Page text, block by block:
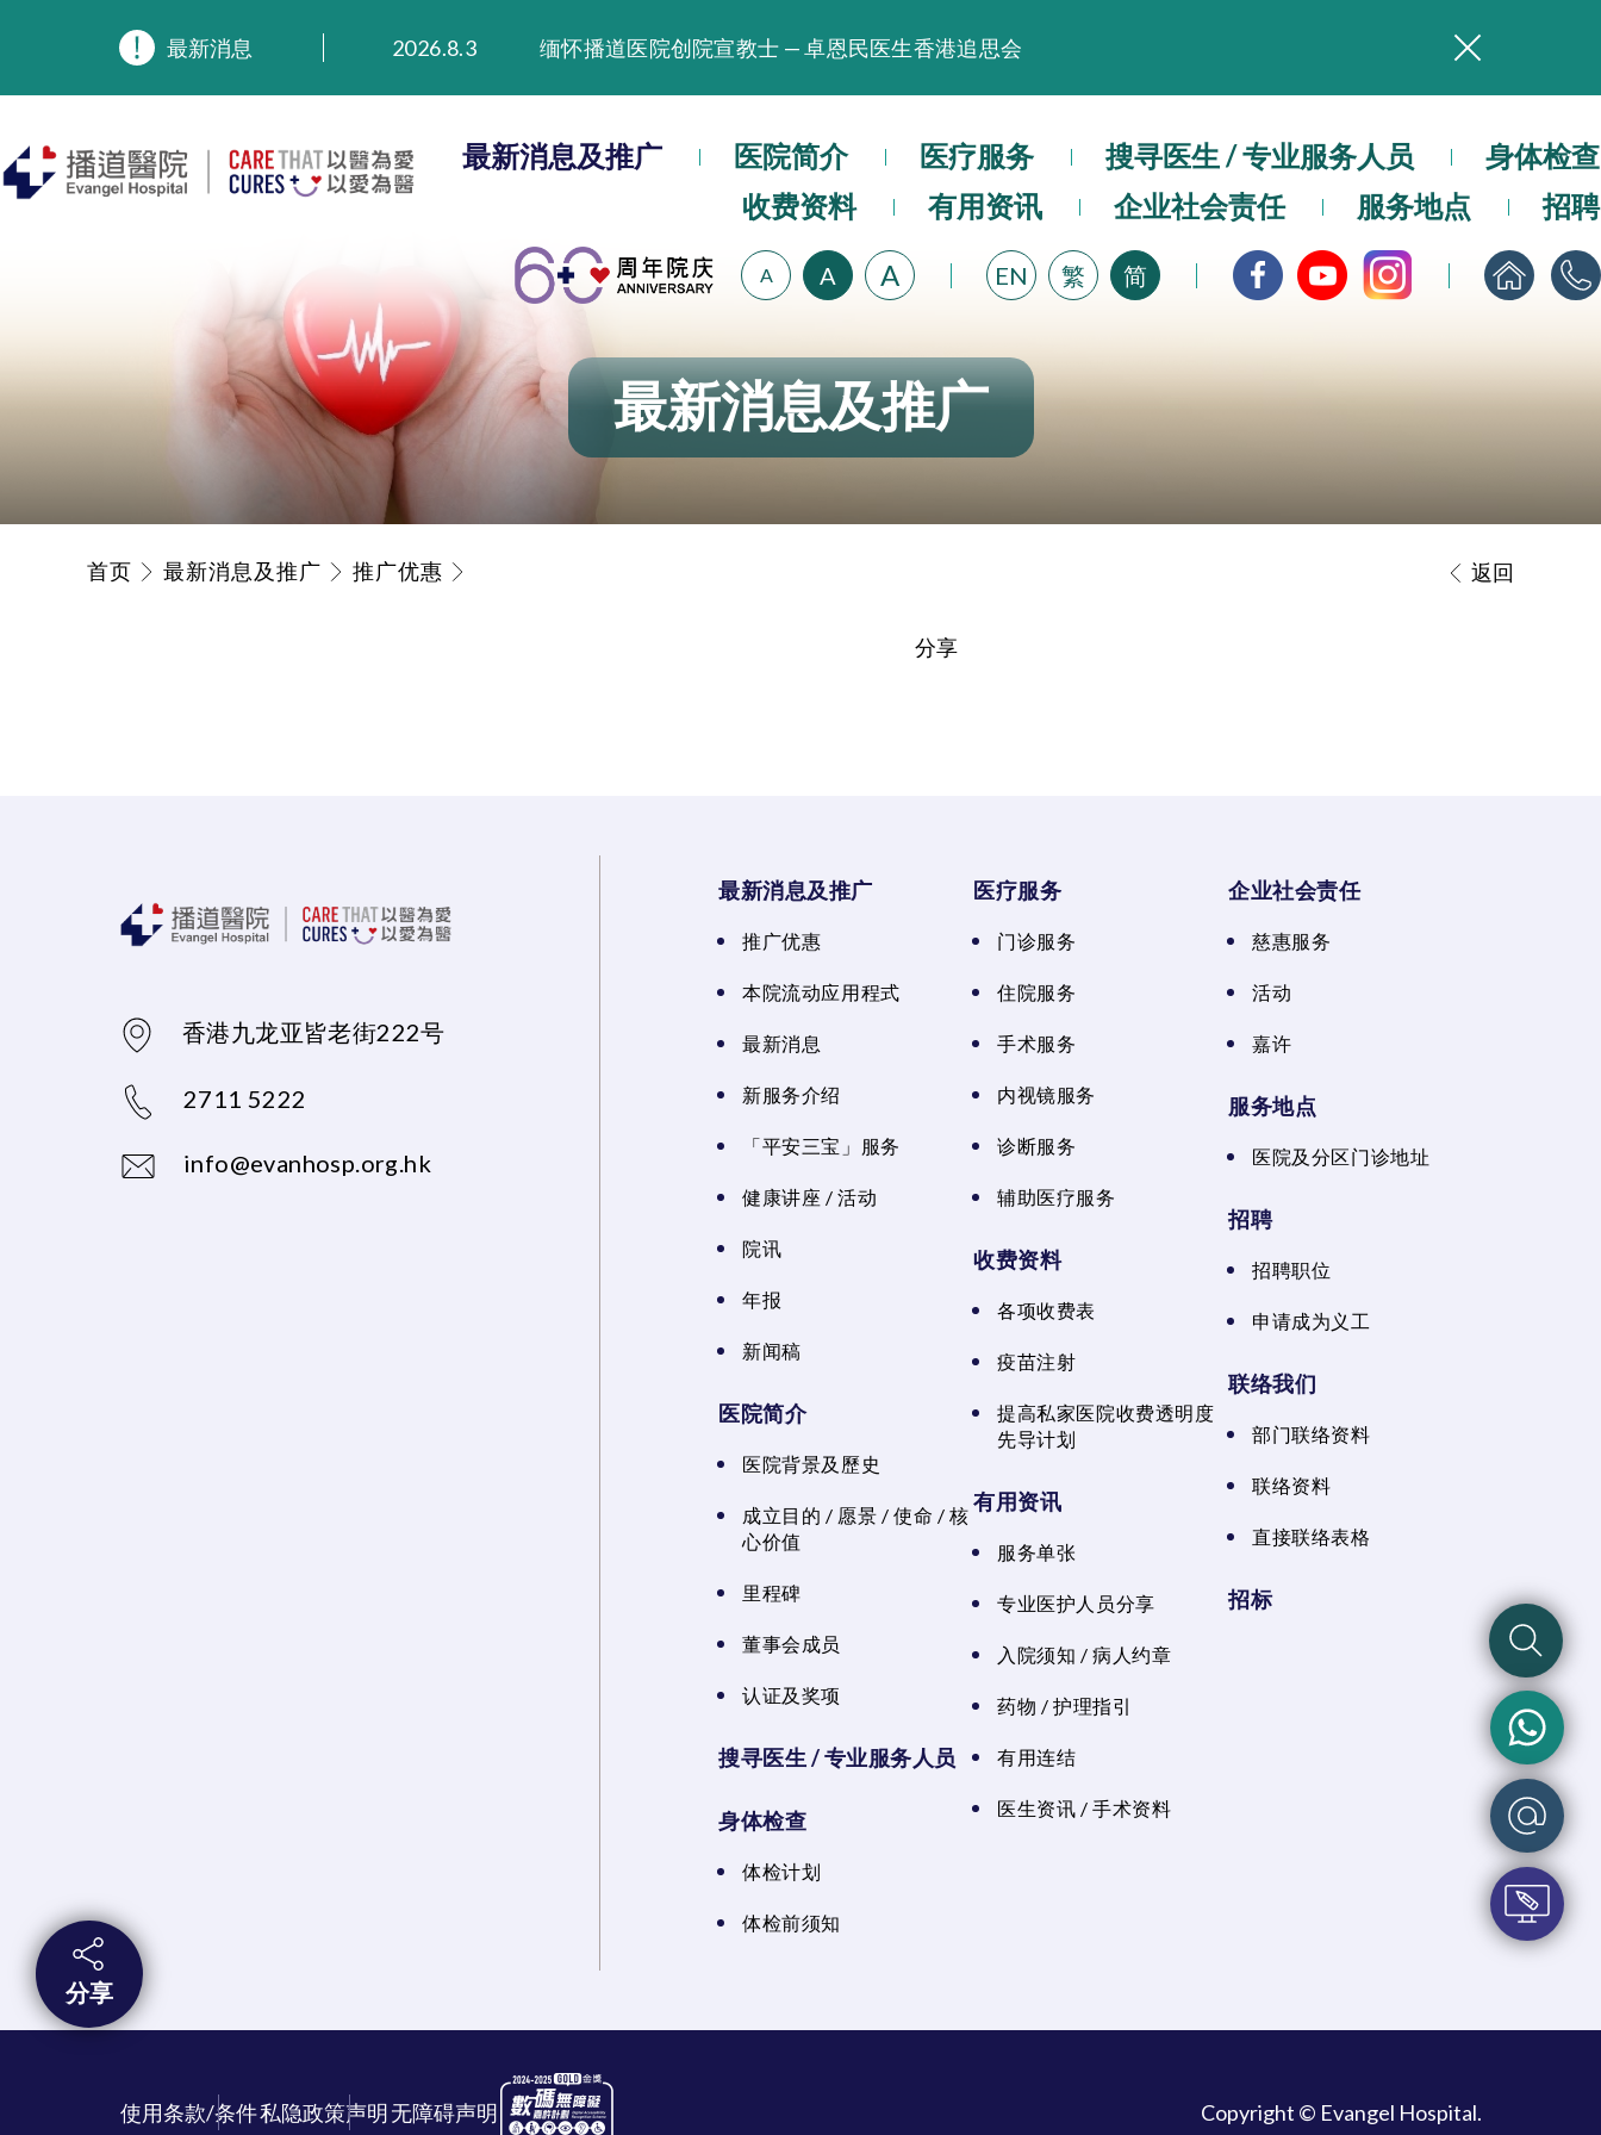
最新消息 2026.8.3
缅怀播道医院创院宣教士 — 卓恩民医生香港追思会
2025.9.23
本院在暴雨或台风警告信号 (包括黑色暴雨及8号或以上热带气旋警告信号) 下，仍会维持有限度服务。如有查询，可致电2711 5222。
2025.8.4
播道医院体检服务获客户正面评价
播道医院手机App已推出查阅病歷记录及求诊资料功能，请即下载
最新消息及推广 医院简介 医疗服务 搜寻医生 / 专业服务人员
身体检查
收费资料
有用资讯 企业社会责任 服务地点 招聘
A A A EN 繁 简
最新消息及推广
首页 最新消息及推广 推广优惠 返回
分享
香港九龙亚皆老街222号
2711 5222
info@evanhosp.org.hk
最新消息及推广
推广优惠
本院流动应用程式
最新消息
新服务介绍
「平安三宝」服务
健康讲座 / 活动
院讯
年报
新闻稿
医院简介
医院背景及歷史
成立目的 / 愿景 / 使命 / 核
心价值
里程碑
董事会成员
认证及奖项
搜寻医生 / 专业服务人员
身体检查
体检计划
体检前须知
医疗服务
门诊服务
住院服务
手术服务
内视镜服务
诊断服务
辅助医疗服务
收费资料
各项收费表
疫苗注射
提高私家医院收费透明度
先导计划
有用资讯
服务单张
专业医护人员分享
入院须知 / 病人约章
药物 / 护理指引
有用连结
医生资讯 / 手术资料
企业社会责任
慈惠服务
活动
嘉许
服务地点
医院及分区门诊地址
招聘
招聘职位
申请成为义工
联络我们
部门联络资料
联络资料
直接联络表格
招标
使用条款/条件私隐政策声明无障碍声明 Copyright © Evangel Hospital.
分享